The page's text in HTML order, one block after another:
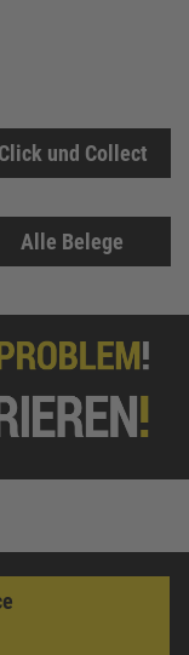
Click und Collect
Alle Belege